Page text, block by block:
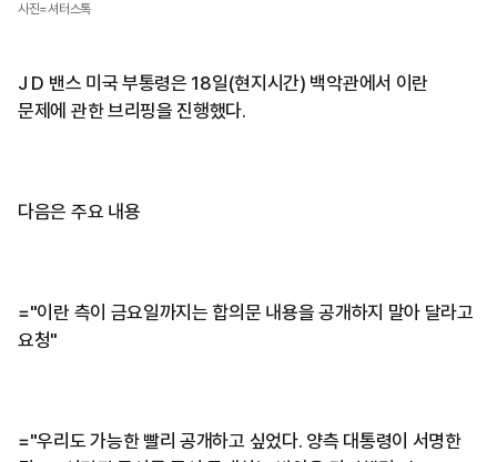
사진=셔터스톡
J D 밴스 미국 부통령은 18일(현지시간) 백악관에서 이란
문제에 관한 브리핑을 진행했다.
다음은 주요 내용
="이란 측이 금요일까지는 합의문 내용을 공개하지 말아 달라고
요청"
="우리도 가능한 빨리 공개하고 싶었다. 양측 대통령이 서명한